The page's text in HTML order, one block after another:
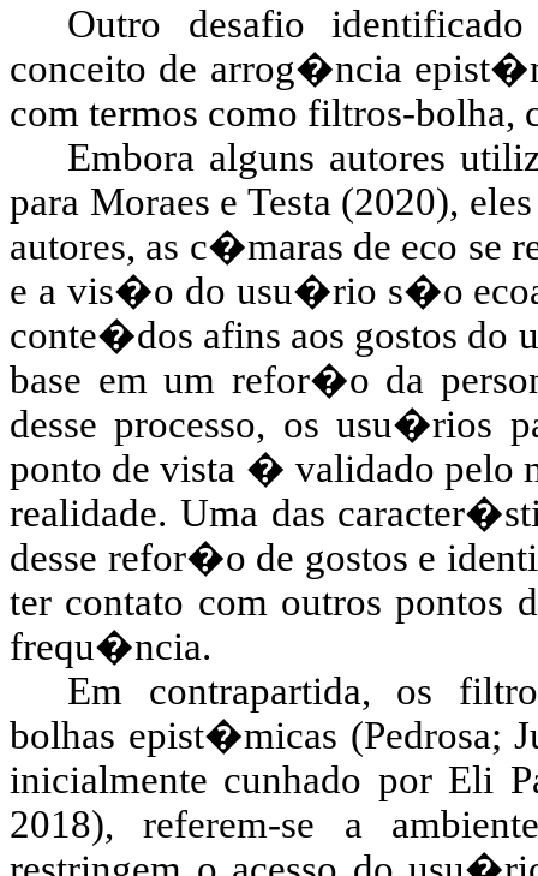
Outro desafio
conceito de arrog�ncia
com termos como filtros-
Embora alguns autores
para Moraes e Testa (2020),
autores, as c�maras de eco se
e a vis�o do usu�rio s�o
conte�dos afins aos gostos
base em um refor�o da
desse processo, os usu�rios
ponto de vista � validado pelo
realidade. Uma das
desse refor�o de gostos e
ter contato com outros pontos
frequ�ncia.
Em contrapartida, os
bolhas epist�micas (Pedrosa;
inicialmente cunhado por Eli
2018), referem-se a